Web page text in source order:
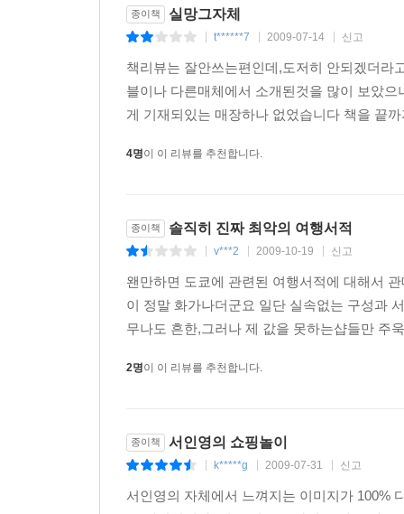
일본 특유의 정돈된 깔끔하고 조용한 분위기가
일본에 오면 꼭 찾아 체크하고 돌아가는 곳. 어떤
4)Street3. SHIMOKITAZAWA
최근 서인영이 관심을 갖고 있는 빈티지한 매장
느낄 수 있어 그녀의 즐겨찾기에 추가됐다.
순박한 디자인의 아이템이 주를 이룬다. 깔끔하
서인영이 도쿄 여행 중 가장 많은 시간을 할애
힐끔힐끔 시부야 피플을 처다 보는 것만으로도
7)Epilogue
종이책 실망그자체
t******7 2009-07-14 신고
책리뷰는 잘안쓰는편인데,도저히 안되겠더라
블이나 다른매체에서 소개된것을 많이 보았
게 기재되있는 매장하나 없었습니다 책을 끝
4명이 이 리뷰를 추천합니다.
종이책 솔직히 진짜 최악의 여행서적
v***2 2009-10-19 신고
왠만하면 도쿄에 관련된 여행서적에 대해서
이 정말 화가나더군요 일단 실속없는 구성과
무나도 흔한,그러나 제 값을 못하는샵들만 주
2명이 이 리뷰를 추천합니다.
종이책 서인영의 쇼핑놀이
k*****g 2009-07-31 신고
서인영의 자체에서 느껴지는 이미지가 100%